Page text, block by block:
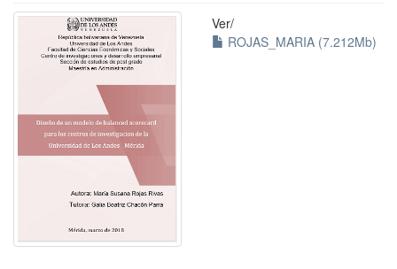
Ver/
ROJAS_MARIA (7.212Mb)